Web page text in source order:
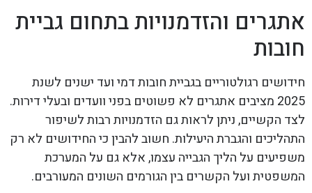
אתגרים והזדמנויות בתחום גביית
חובות
חידושים רגולטוריים בגביית חובות דמי ועד ישנים לשנת
2025 מציבים אתגרים לא פשוטים בפני וועדים ובעלי דירות.
לצד הקשיים, ניתן לראות גם הזדמנויות רבות לשיפור
התהליכים והגברת היעילות. חשוב להבין כי החידושים לא רק
משפיעים על הליך הגבייה עצמו, אלא גם על המערכת
המשפטית ועל הקשרים בין הגורמים השונים המעורבים.